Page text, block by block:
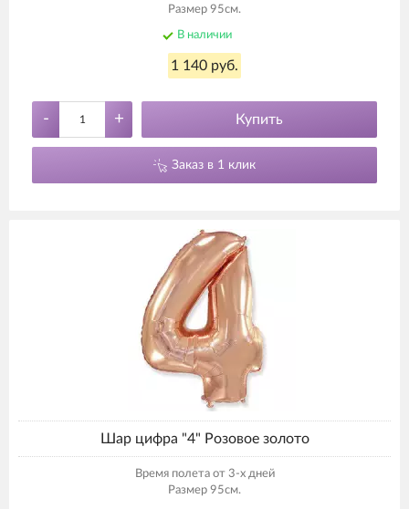
Размер 95см.
В наличии
1 140 руб.
- + Купить
Заказ в 1 клик
Шар цифра "4" Розовое золото
Время полета от 3-х дней
Размер 95см.